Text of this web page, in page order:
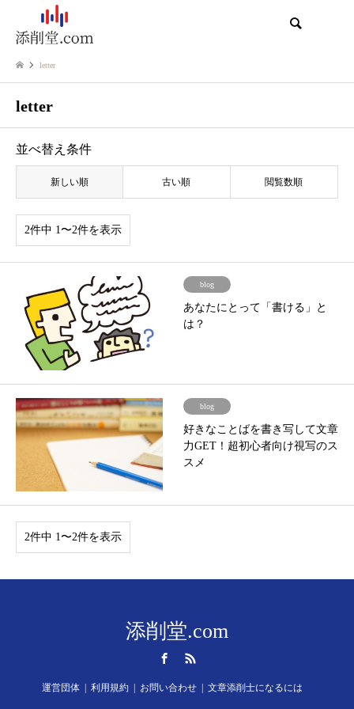
letter
letter
並べ替え条件
新しい順 古い順 閲覧数順
2件中 1〜2件を表示
blog
あなたにとって「書ける」と
は？
blog
好きなことばを書き写して文章
力GET！超初心者向け視写のス
スメ
2件中 1〜2件を表示
添削堂.com
運営団体 利用規約 お問い合わせ 文章添削士になるには